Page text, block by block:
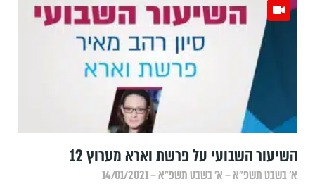
השיעור השבועי על פרשת וארא מערוץ 12
א׳ בשבט תשפ״א – א׳ בשבט תשפ״א – 14/01/2021